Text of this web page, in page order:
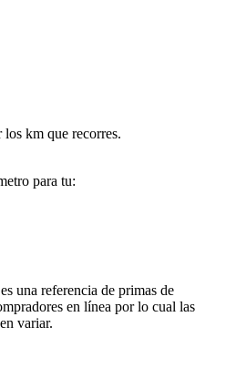
los km que recorres.
para tu:
una referencia de primas de
en línea por lo cual las
variar.